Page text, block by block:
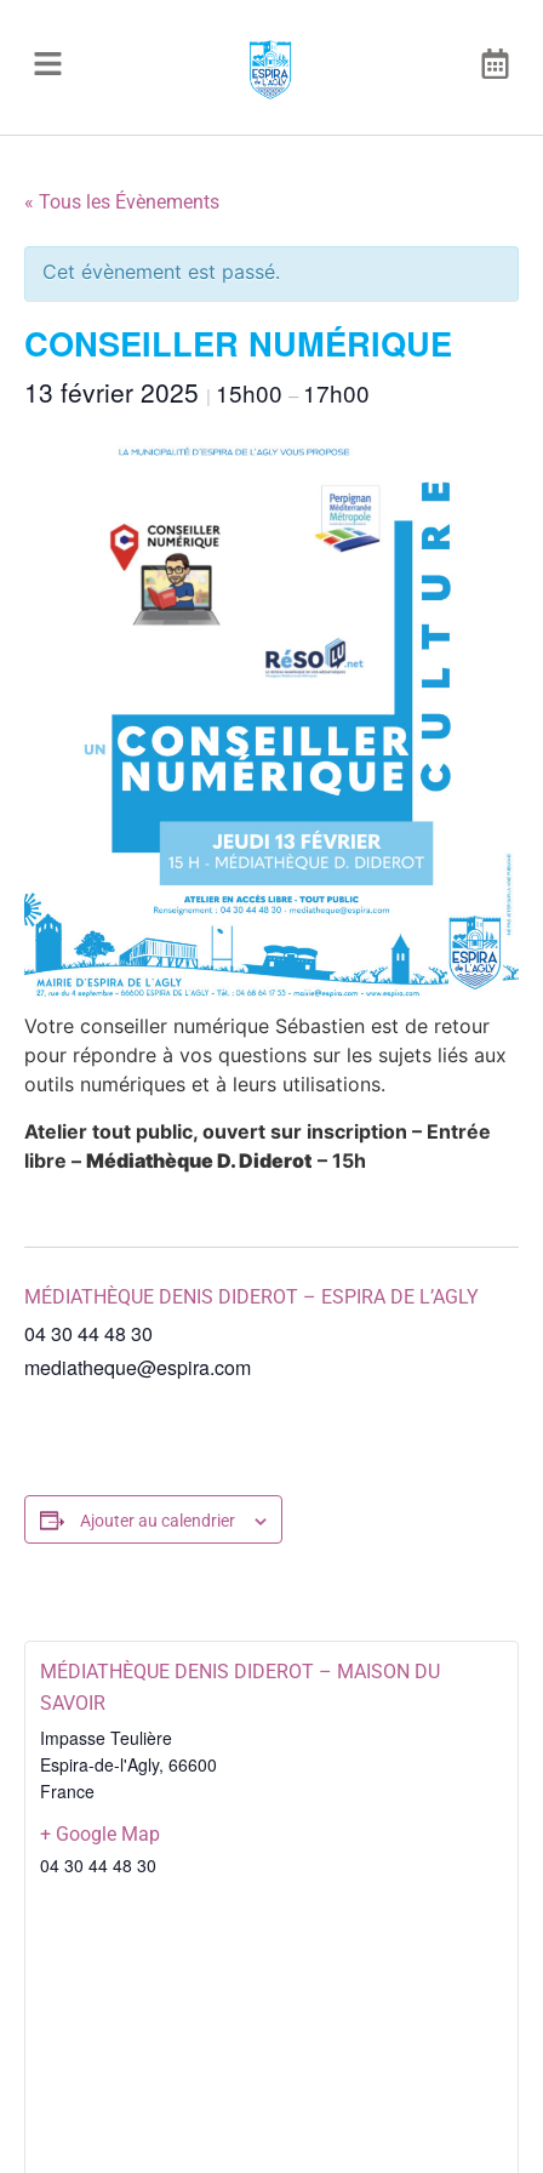
« Tous les Évènements
Cet évènement est passé.
CONSEILLER NUMÉRIQUE
13 février 2025 | 15h00 – 17h00
Votre conseiller numérique Sébastien est de retour
pour répondre à vos questions sur les sujets liés aux
outils numériques et à leurs utilisations.
Atelier tout public, ouvert sur inscription – Entrée
libre – Médiathèque D. Diderot – 15h
MÉDIATHÈQUE DENIS DIDEROT – ESPIRA DE L’AGLY
04 30 44 48 30
mediatheque@espira.com
Ajouter au calendrier
MÉDIATHÈQUE DENIS DIDEROT – MAISON DU
SAVOIR
Impasse Teulière
Espira-de-l'Agly, 66600
France
+ Google Map
04 30 44 48 30